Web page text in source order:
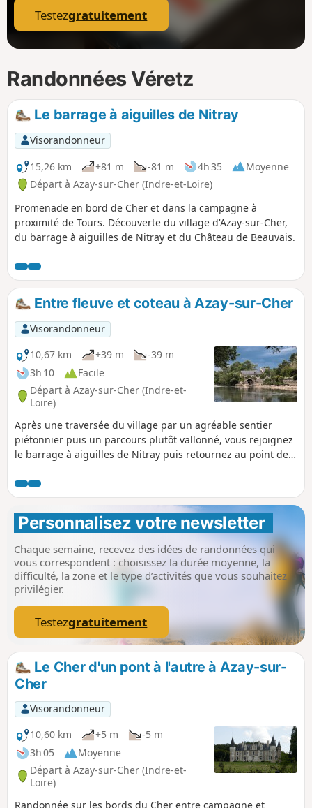
Testezgratuitement
Randonnées Véretz
Le barrage à aiguilles de Nitray
Visorandonneur
15,26 km
+81 m -81 m 4h 35
Moyenne
Départ à Azay-sur-Cher (Indre-et-Loire)
Promenade en bord de Cher et dans la campagne à
proximité de Tours. Découverte du village d'Azay-sur-Cher,
du barrage à aiguilles de Nitray et du Château de Beauvais.
Entre fleuve et coteau à Azay-sur-Cher
Visorandonneur
10,67 km
+39 m
-39 m
3h 10
Facile
Départ à Azay-sur-Cher (Indre-et-
Loire)
Après une traversée du village par un agréable sentier
piétonnier puis un parcours plutôt vallonné, vous rejoignez
le barrage à aiguilles de Nitray puis retournez au point de
Personnalisez votre newsletter
Chaque semaine, recevez des idées de randonnées qui
vous correspondent : choisissez la durée moyenne, la
difficulté, la zone et le type d’activités que vous souhaitez
privilégier.
Testezgratuitement
Le Cher d'un pont à l'autre à Azay-sur-
Cher
Visorandonneur
10,60 km
+5 m
-5 m
3h 05
Moyenne
Départ à Azay-sur-Cher (Indre-et-
Loire)
Randonnée sur les bords du Cher entre campagne et